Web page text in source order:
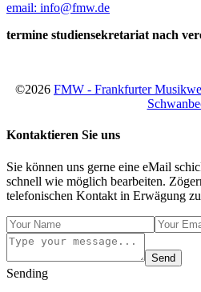
email: info@fmw.de
termine studiensekretariat nach
©2026 FMW - Frankfurter
Kontaktieren Sie uns
Sie können uns gerne eine eMail
schnell wie möglich bearbeiten.
telefonischen Kontakt in Erwägung
Send
Sending